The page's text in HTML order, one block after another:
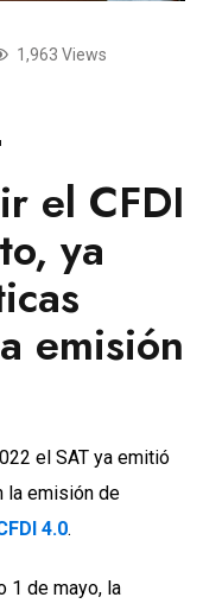
1,963 Views
el CFDI
ya
emisión
el SAT ya emitió
la emisión de
4.0.
1 de mayo, la